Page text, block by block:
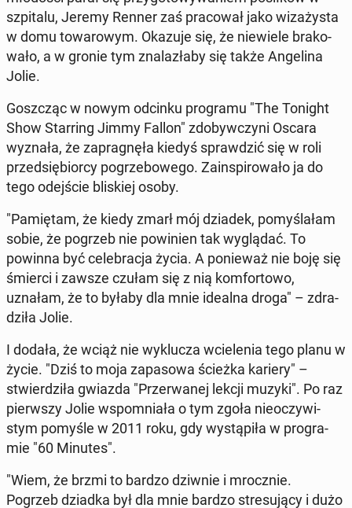
szpi­ta­lu, Jeremy Renner zaś pra­co­wał jako wi­za­ży­sta
w domu to­wa­ro­wym. Okazuje się, że nie­wie­le bra­ko­
wa­ło, a w gronie tym zna­la­zła­by się także An­ge­li­na
Jolie.
Gosz­cząc w nowym odcinku pro­gra­mu "The Tonight
Show Star­ring Jimmy Fallon" zdo­byw­czy­ni Oscara
wyznała, że za­pra­gnę­ła kiedyś spraw­dzić się w roli
przed­się­bior­cy po­grze­bo­we­go. Za­in­spi­ro­wa­ło ja do
tego odej­ście bli­skiej osoby.
"Pa­mię­tam, że kiedy zmarł mój dziadek, po­my­śla­łam
sobie, że pogrzeb nie po­wi­nien tak wy­glą­dać. To
powinna być ce­le­bra­cja życia. A po­nie­waż nie boję się
śmierci i zawsze czułam się z nią kom­for­to­wo,
uznałam, że to byłaby dla mnie idealna droga" – zdra­
dzi­ła Jolie.
I dodała, że wciąż nie wy­klu­cza wcie­le­nia tego planu w
życie. "Dziś to moja za­pa­so­wa ścieżka kariery" –
stwier­dzi­ła gwiazda "Prze­rwa­nej lekcji muzyki". Po raz
pierw­szy Jolie wspo­mnia­ła o tym zgoła nie­oczy­wi­
stym pomyśle w 2011 roku, gdy wy­stą­pi­ła w pro­gra­
mie "60 Minutes".
"Wiem, że brzmi to bardzo dziwnie i mrocz­nie.
Pogrzeb dziadka był dla mnie bardzo stre­su­ją­cy i dużo